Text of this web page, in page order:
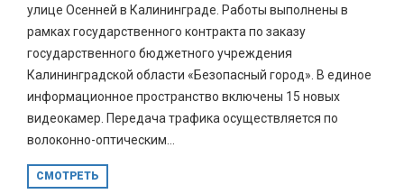
улице Осенней в Калининграде. Работы выполнены в
рамках государственного контракта по заказу
государственного бюджетного учреждения
Калининградской области «Безопасный город». В единое
информационное пространство включены 15 новых
видеокамер. Передача трафика осуществляется по
волоконно-оптическим...
СМОТРЕТЬ